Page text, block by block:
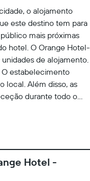
o alojamento
este destino tem para
mais próximas
hotel. O Orange Hotel-
de alojamento.
O estabelecimento
local. Além disso, as
durante todo o
mais pequenos. O
comuns acessíveis
Hotel -